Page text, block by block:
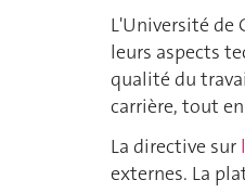
L'Université de
leurs aspects
qualité du
carrière, tout
La directive sur
externes. La